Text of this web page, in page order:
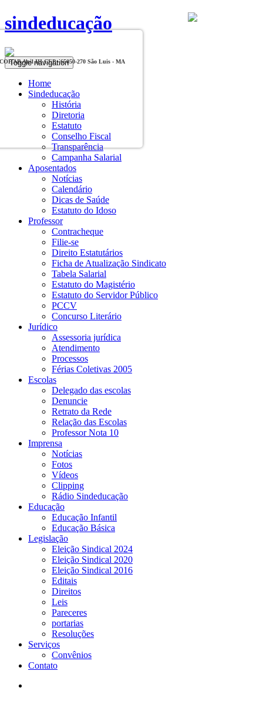
sindeducação
Toggle navigation
Home
Sindeducação
História
Diretoria
Estatuto
Conselho Fiscal
Transparência
Campanha Salarial
Aposentados
Notícias
Calendário
Dicas de Saúde
Estatuto do Idoso
Professor
Contracheque
Filie-se
Direito Estatutários
Ficha de Atualização Sindicato
Tabela Salarial
Estatuto do Magistério
Estatuto do Servidor Público
PCCV
Concurso Literário
Jurídico
Assessoria jurídica
Atendimento
Processos
Férias Coletivas 2005
Escolas
Delegado das escolas
Denuncie
Retrato da Rede
Relação das Escolas
Professor Nota 10
Imprensa
Notícias
Fotos
Vídeos
Clipping
Rádio Sindeducação
Educação
Educação Infantil
Educação Básica
Legislação
Eleição Sindical 2024
Eleição Sindical 2020
Eleição Sindical 2016
Editais
Direitos
Leis
Pareceres
portarias
Resoluções
Serviços
Convênios
Contato
COHAB Anil III CEP - 65050-270 São Luis - MA